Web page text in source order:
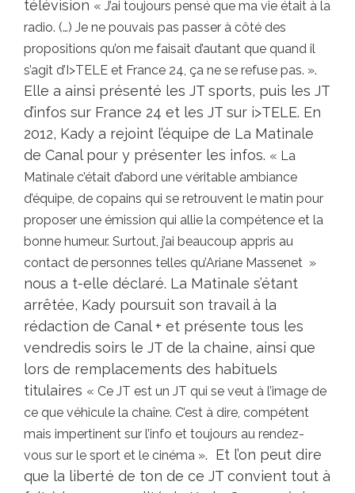
télévision « J’ai toujours pensé que ma vie était à la
radio. (…) Je ne pouvais pas passer à côté des
propositions qu’on me faisait d’autant que quand il
s’agit d’I>TELE et France 24, ça ne se refuse pas. ».
Elle a ainsi présenté les JT sports, puis les JT
d’infos sur France 24 et les JT sur i>TELE. En
2012, Kady a rejoint l’équipe de La Matinale
de Canal pour y présenter les infos. « La
Matinale c’était d’abord une véritable ambiance
d’équipe, de copains qui se retrouvent le matin pour
proposer une émission qui allie la compétence et la
bonne humeur. Surtout, j’ai beaucoup appris au
contact de personnes telles qu’Ariane Massenet »
nous a t-elle déclaré. La Matinale s’étant
arrêtée, Kady poursuit son travail à la
rédaction de Canal + et présente tous les
vendredis soirs le JT de la chaine, ainsi que
lors de remplacements des habituels
titulaires « Ce JT est un JT qui se veut à l’image de
ce que véhicule la chaîne. C’est à dire, compétent
mais impertinent sur l’info et toujours au rendez-
vous sur le sport et le cinéma ». Et l’on peut dire
que la liberté de ton de ce JT convient tout à